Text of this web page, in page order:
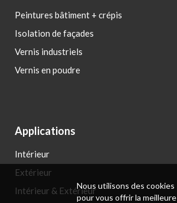
Peintures bâtiment + crépis
Isolation de façades
Vernis industriels
Vernis en poudre
Applications
Intérieur
Extérieur
Intérieur & ExtérieurNous utilisons des cookies
pour vous offrir la meilleure